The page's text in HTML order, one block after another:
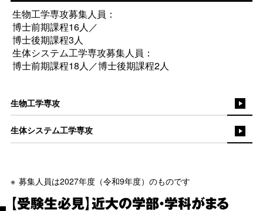
生物工学専攻募集人員：
博士前期課程16人／
博士後期課程3人
生体システム工学専攻募集人員：
博士前期課程18人／博士後期課程2人
生物工学専攻
生体システム工学専攻
募集人員は2027年度（令和9年度）のものです
【受験生必見】近大の学部・学科がまる